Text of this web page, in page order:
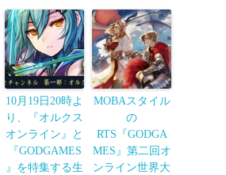
10月19日20時よ
り、『オルクス
オンライン』と
『GODGAMES
』を特集する生
MOBAスタイル
の
RTS『GODGA
MES』第二回オ
ンライン世界大